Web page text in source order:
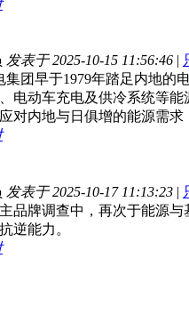
发表于 2025-10-15 11:56:46 |
集团早于1979年踏足内地的
电动车充电及供冷系统等
对内地与日俱增的能源需
发表于 2025-10-17 11:13:23 |
品牌调查中，再次于能源
逆能力。